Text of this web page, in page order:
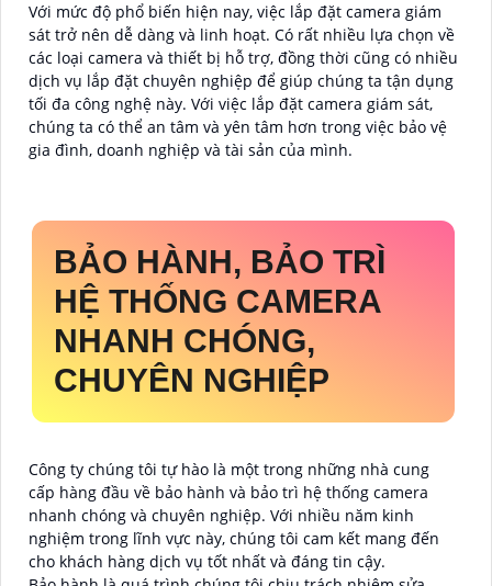
Với mức độ phổ biến hiện nay, việc lắp đặt camera giám
sát trở nên dễ dàng và linh hoạt. Có rất nhiều lựa chọn về
các loại camera và thiết bị hỗ trợ, đồng thời cũng có nhiều
dịch vụ lắp đặt chuyên nghiệp để giúp chúng ta tận dụng
tối đa công nghệ này. Với việc lắp đặt camera giám sát,
chúng ta có thể an tâm và yên tâm hơn trong việc bảo vệ
gia đình, doanh nghiệp và tài sản của mình.
BẢO HÀNH, BẢO TRÌ
HỆ THỐNG CAMERA
NHANH CHÓNG,
CHUYÊN NGHIỆP
Công ty chúng tôi tự hào là một trong những nhà cung
cấp hàng đầu về bảo hành và bảo trì hệ thống camera
nhanh chóng và chuyên nghiệp. Với nhiều năm kinh
nghiệm trong lĩnh vực này, chúng tôi cam kết mang đến
cho khách hàng dịch vụ tốt nhất và đáng tin cậy.